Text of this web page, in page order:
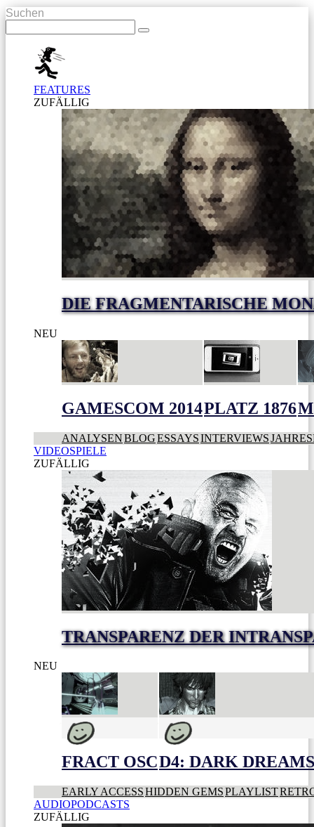
Suchen
FEATURES
ZUFÄLLIG
DIE FRAGMENTARISCHE
NEU
GAMESCOM 2014PLATZ 1876
ANALYSENBLOGESSAYSINTERVIEWS
VIDEOSPIELE
ZUFÄLLIG
TRANSPARENZ DER
NEU
FRACT OSCD4: DARK
EARLY ACCESSHIDDEN GEMSPLAYLIST
AUDIOPODCASTS
ZUFÄLLIG